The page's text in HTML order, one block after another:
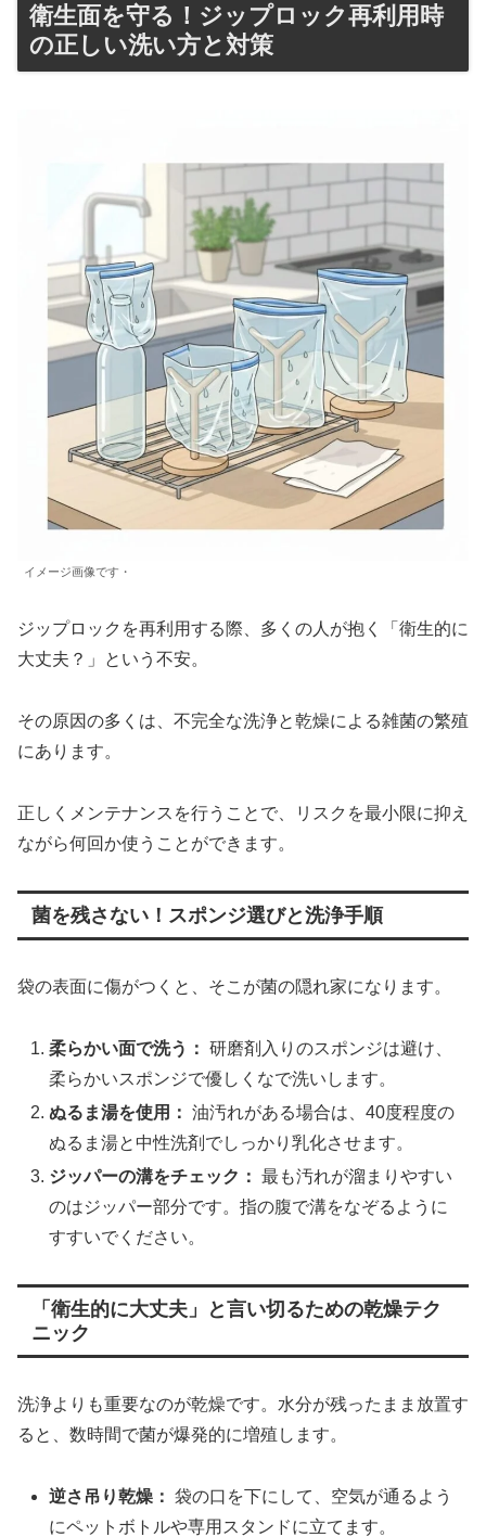
衛生面を守る！ジップロック再利用時
の正しい洗い方と対策
イメージ画像です・
ジップロックを再利用する際、多くの人が抱く「衛生的に
大丈夫？」という不安。
その原因の多くは、不完全な洗浄と乾燥による雑菌の繁殖
にあります。
正しくメンテナンスを行うことで、リスクを最小限に抑え
ながら何回か使うことができます。
菌を残さない！スポンジ選びと洗浄手順
袋の表面に傷がつくと、そこが菌の隠れ家になります。
柔らかい面で洗う： 研磨剤入りのスポンジは避け、
柔らかいスポンジで優しくなで洗いします。
ぬるま湯を使用： 油汚れがある場合は、40度程度の
ぬるま湯と中性洗剤でしっかり乳化させます。
ジッパーの溝をチェック： 最も汚れが溜まりやすい
のはジッパー部分です。指の腹で溝をなぞるように
すすいでください。
「衛生的に大丈夫」と言い切るための乾燥テク
ニック
洗浄よりも重要なのが乾燥です。水分が残ったまま放置す
ると、数時間で菌が爆発的に増殖します。
逆さ吊り乾燥： 袋の口を下にして、空気が通るよう
にペットボトルや専用スタンドに立てます。